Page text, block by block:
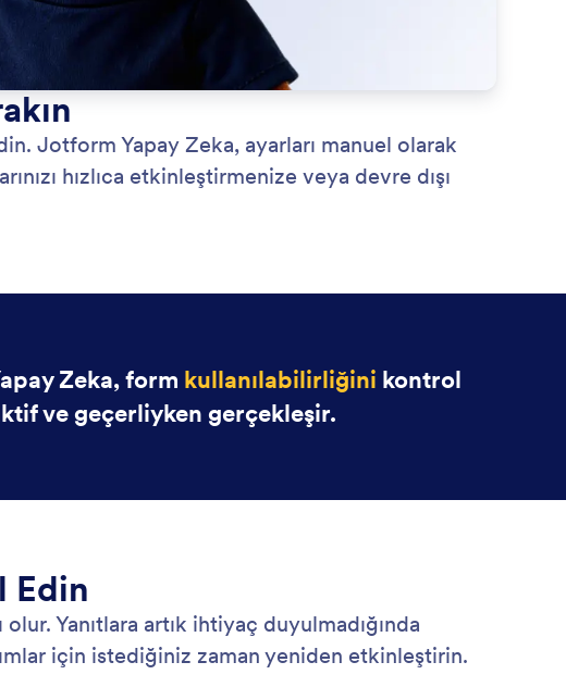
Jotform Yapay Zeka, ayarları manuel olarak
hızlıca etkinleştirmenize veya devre dışı
Zeka, form kullanılabilirliğini kontrol
ve geçerliyken gerçekleşir.
Edin
Yanıtlara artık ihtiyaç duyulmadığında
için istediğiniz zaman yeniden etkinleştirin.